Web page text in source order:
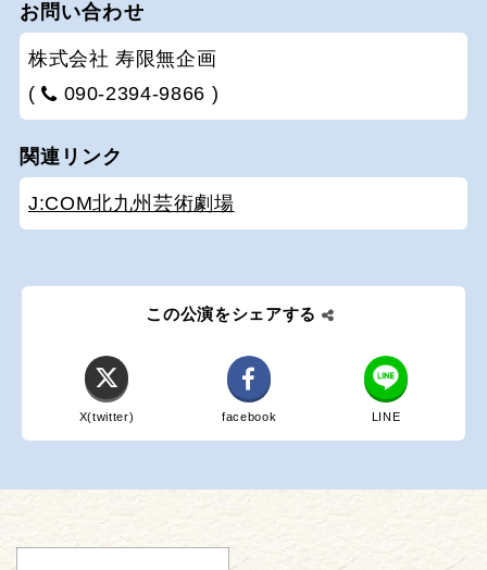
お問い合わせ
株式会社 寿限無企画
(
090-2394-9866 )
関連リンク
J:COM北九州芸術劇場
この公演をシェアする
X(twitter) facebook LINE